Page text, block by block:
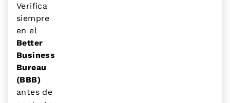
Verifica
siempre
en el
Better
Business
Bureau
(BBB)
antes de